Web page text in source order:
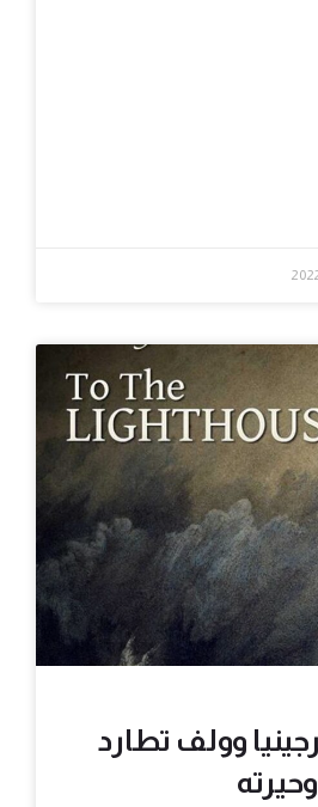
وولف تطارد